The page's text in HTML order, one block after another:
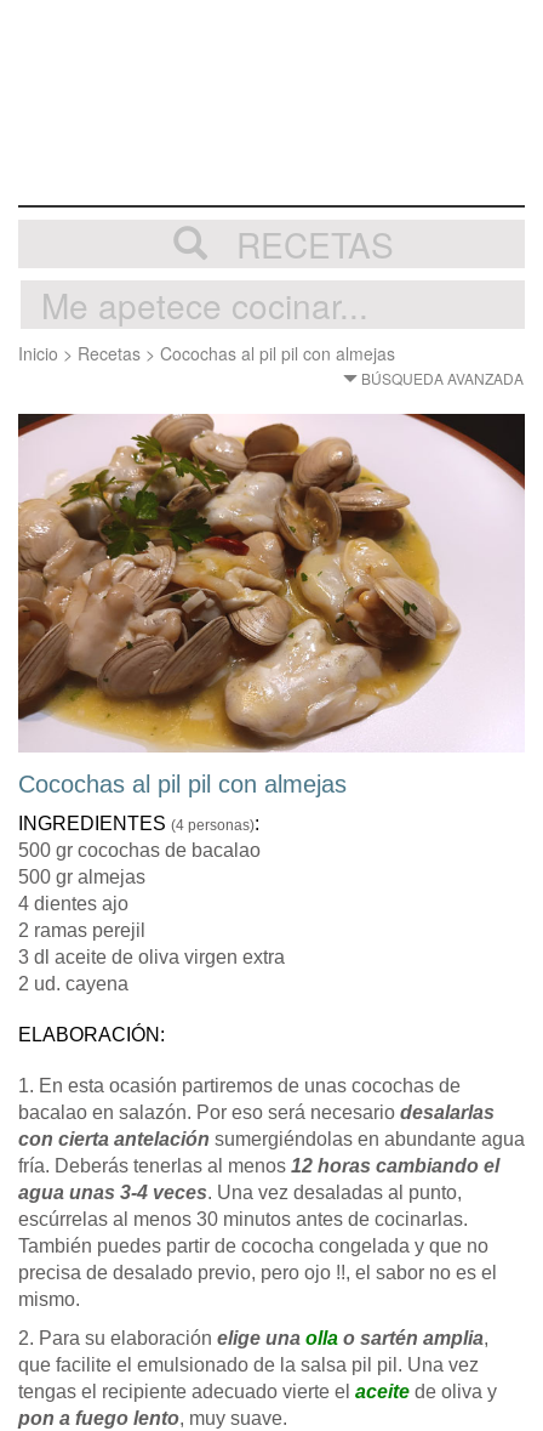
RECETAS
Inicio > Recetas > Cocochas al pil pil con almejas
BÚSQUEDA AVANZADA
Cocochas al pil pil con almejas
INGREDIENTES (4 personas):
500 gr cocochas de bacalao
500 gr almejas
4 dientes ajo
2 ramas perejil
3 dl aceite de oliva virgen extra
2 ud. cayena
ELABORACIÓN:
1. En esta ocasión partiremos de unas cocochas de
bacalao en salazón. Por eso será necesario desalarlas
con cierta antelación sumergiéndolas en abundante agua
fría. Deberás tenerlas al menos 12 horas cambiando el
agua unas 3-4 veces. Una vez desaladas al punto,
escúrrelas al menos 30 minutos antes de cocinarlas.
También puedes partir de cococha congelada y que no
precisa de desalado previo, pero ojo !!, el sabor no es el
mismo.
2. Para su elaboración elige una olla o sartén amplia,
que facilite el emulsionado de la salsa pil pil. Una vez
tengas el recipiente adecuado vierte el aceite de oliva y
pon a fuego lento, muy suave.